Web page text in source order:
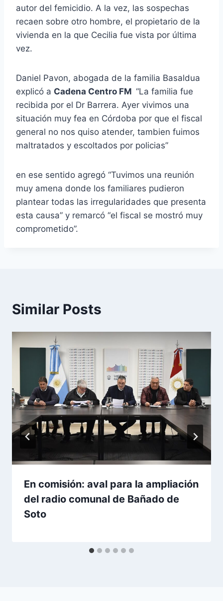
autor del femicidio. A la vez, las sospechas
recaen sobre otro hombre, el propietario de la
vivienda en la que Cecilia fue vista por última
vez.
Daniel Pavon, abogada de la familia Basaldua
explicó a Cadena Centro FM “La familia fue
recibida por el Dr Barrera. Ayer vivimos una
situación muy fea en Córdoba por que el fiscal
general no nos quiso atender, tambien fuimos
maltratados y escoltados por policias”
en ese sentido agregó “Tuvimos una reunión
muy amena donde los familiares pudieron
plantear todas las irregularidades que presenta
esta causa” y remarcó “el fiscal se mostró muy
comprometido”.
Similar Posts
En comisión: aval para la ampliación
del radio comunal de Bañado de
Soto